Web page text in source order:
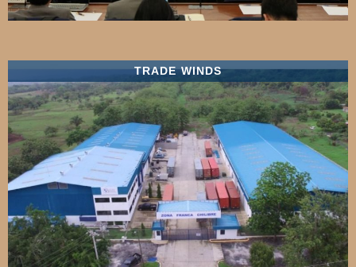
TRADE WINDS